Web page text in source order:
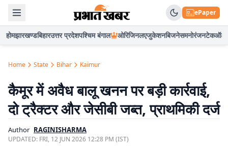
ePaper
होमझारखण्डबिहारउत्तर प्रदेशपश्चिम बंगाल ओरिजिनलएजुकेशनबिजनेसमनोरंजनटेकऑटो
Home State Bihar Kaimur
कैमूर में अवैध बालू खनन पर बड़ी कार्रवाई,
दो ट्रैक्टर और जेसीबी जब्त, प्राथमिकी दर्ज
Author RAGINISHARMA
UPDATED: FRI, 12 JUN 2026 12:28 PM (IST)